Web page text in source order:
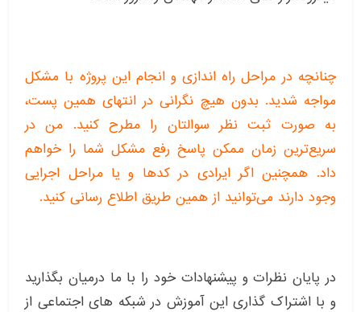
چنانچه در مراحل راه اندازی و انجام این پروژه با مشکل
مواجه شدید. بدون هیچ نگرانی در انتهای همین پست،
به صورت ثبت نظر سوالتان را مطرح کنید. من در
سریع‌ترین زمان ممکن پاسخ رفع مشکل شما را خواهم
داد. همچنین اگر ایرادی در کدها و یا مراحل اجرایی
وجود دارند می‌توانید از همین طریق اطلاع رسانی کنید.
در پایان نظرات و پیشنهادات خود را با ما درمیان بگذارید
و با اشتراک گذاری این آموزش در شبکه های اجتماعی از